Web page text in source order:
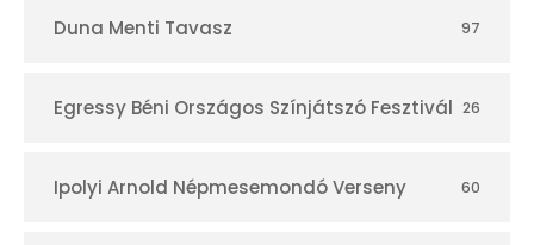
Duna Menti Tavasz 97
Egressy Béni Országos Színjátszó Fesztivál 26
Ipolyi Arnold Népmesemondó Verseny 60